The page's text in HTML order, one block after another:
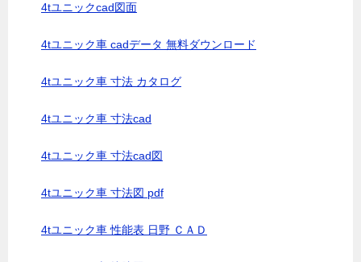
4tユニックcad図面
4tユニック車 cadデータ 無料ダウンロード
4tユニック車 寸法 カタログ
4tユニック車 寸法cad
4tユニック車 寸法cad図
4tユニック車 寸法図 pdf
4tユニック車 性能表 日野 ＣＡＤ